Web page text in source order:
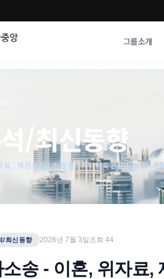
그룹소개
사례분석/최신동향
법률정보
법률지식인
고객후기
석/최신동향
료, 재산분할, 친권행사자, 양육권자지정 및 양
/최신동향 2026년 7월 3일 조회 44
송 - 이혼, 위자료,